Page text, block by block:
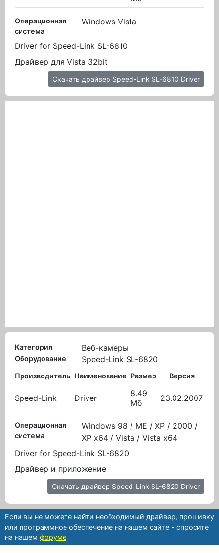
Операционная
система
Windows Vista
Driver for Speed-Link SL-6810
Драйвер для Vista 32bit
Скачать драйвер Speed-Link SL-6810 Driver
Категория Веб-камеры
Оборудование Speed-Link SL-6820
Производитель Наименование Размер Версия
Speed-Link Driver
8.49
Мб
23.02.2007
Операционная
система
Windows 98 / ME / XP / 2000 /
XP x64 / Vista / Vista x64
Driver for Speed-Link SL-6820
Драйвер и приложение
Скачать драйвер Speed-Link SL-6820 Driver
Если вы не можете найти необходимый драйвер, прошивку
или программное обеспечение на нашем сайте - спросите
на нашем форуме